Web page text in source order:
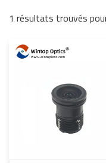
1 résultats trouvés